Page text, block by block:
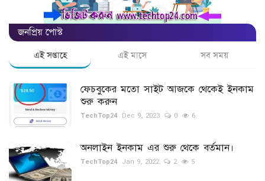
বিনোদন
শিক্ষা
পাঁচমিশালী
ভ্রমণ
লাইফ স্টাইল
স্বাস্থ্য
জনপ্রিয় পোস্ট
এই সপ্তাহে এই মাসে সব সময়
ফেচবুকের মতো সাইট আজকে থেকেই ইনকাম
শুরু করুন
TechTop24 Dec 9, 2023 0 6
অনলাইন ইনকাম এর শুরু থেকে বর্তমান।
TechTop24 Jan 9, 2022 2 5